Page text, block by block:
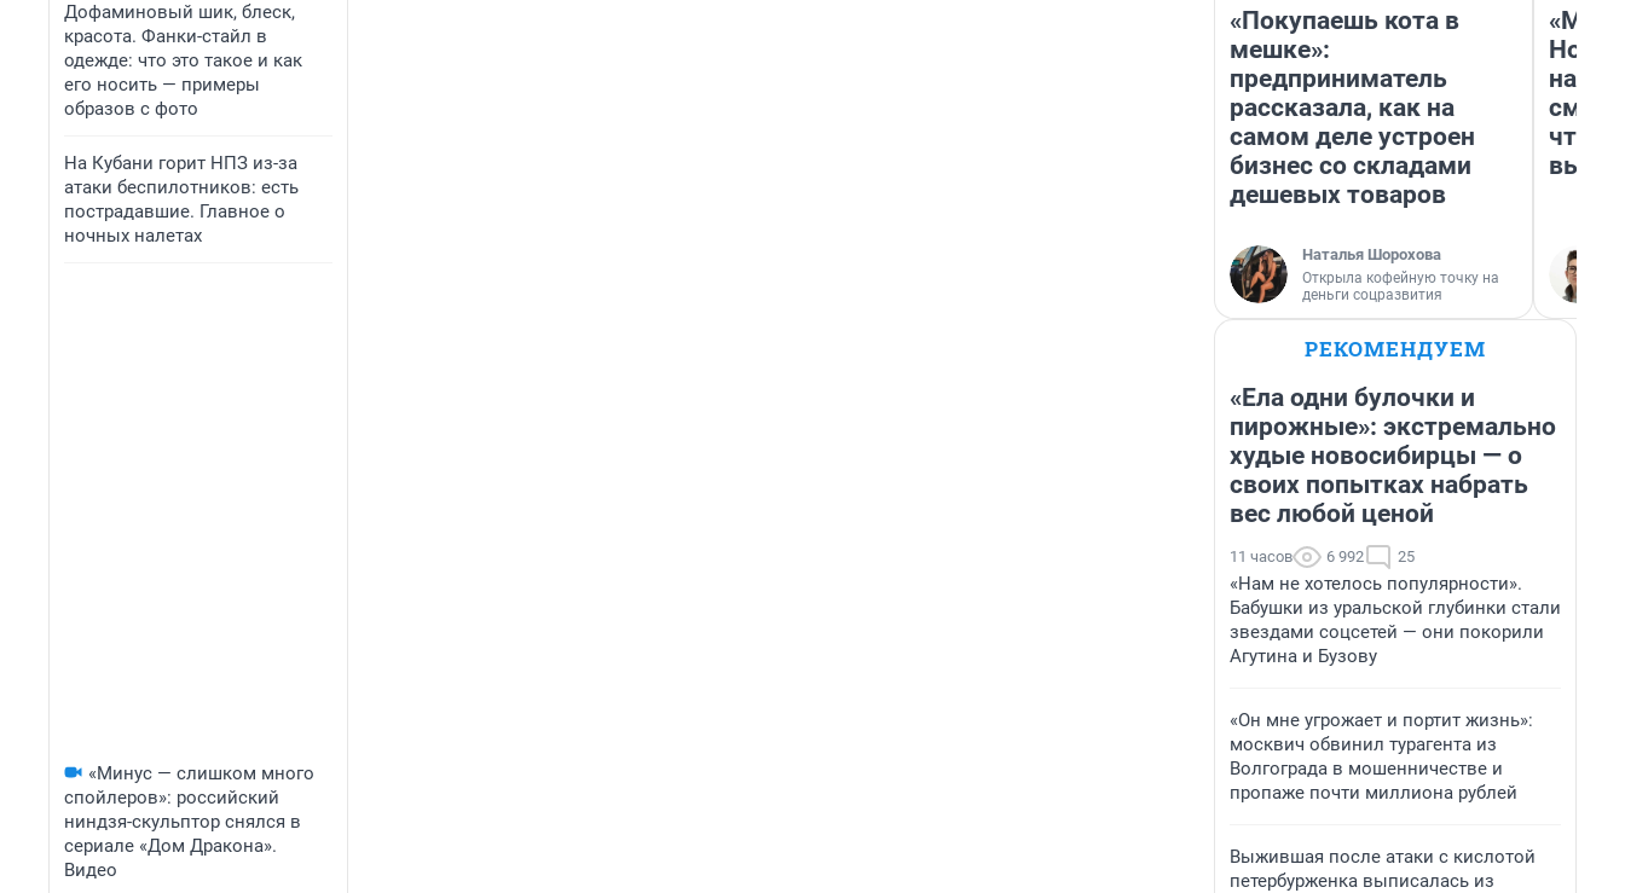
Дофаминовый шик, блеск,
красота. Фанки-стайл в
одежде: что это такое и как
его носить — примеры
образов с фото
На Кубани горит НПЗ из-за
атаки беспилотников: есть
пострадавшие. Главное о
ночных налетах
«Минус — слишком много
спойлеров»: российский
ниндзя-скульптор снялся в
сериале «Дом Дракона».
Видео
«Покупаешь кота в
мешке»:
предприниматель
рассказала, как на
самом деле устроен
бизнес со складами
дешевых товаров
Наталья Шорохова
Открыла кофейную точку на
деньги соцразвития
«Мы
РЕКОМЕНДУЕМ
«Ела одни булочки и
пирожные»: экстремально
худые новосибирцы — о
своих попытках набрать
вес любой ценой
11 часов 6 992 25
«Нам не хотелось популярности».
Бабушки из уральской глубинки стали
звездами соцсетей — они покорили
Агутина и Бузову
«Он мне угрожает и портит жизнь»:
москвич обвинил турагента из
Волгограда в мошенничестве и
пропаже почти миллиона рублей
Выжившая после атаки с кислотой
петербурженка выписалась из